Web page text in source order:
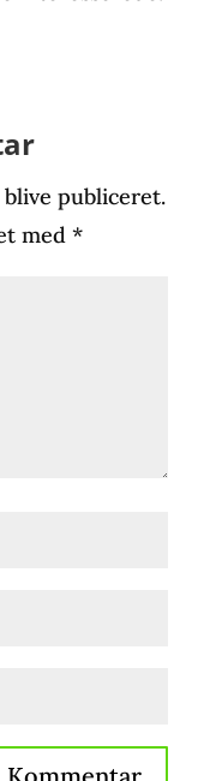
publiceret.
med *